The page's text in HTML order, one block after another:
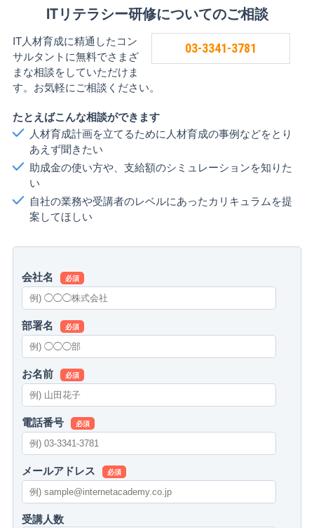
ITリテラシー研修についてのご相談
03-3341-3781
IT人材育成に精通したコン
サルタントに無料でさまざ
まな相談をしていただけま
す。お気軽にご相談ください。
たとえばこんな相談ができます
人材育成計画を立てるために人材育成の事例などをとり
あえず聞きたい
助成金の使い方や、支給額のシミュレーションを知りた
い
自社の業務や受講者のレベルにあったカリキュラムを提
案してほしい
会社名 必須
部署名 必須
お名前 必須
電話番号 必須
メールアドレス 必須
受講人数